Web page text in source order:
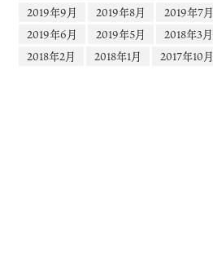
2019年9月
2019年8月
2019年7月
2019年6月
2019年5月
2018年3月
2018年2月
2018年1月 2017年10月